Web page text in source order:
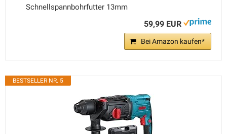
Schnellspannbohrfutter 13mm
59,99 EUR
Bei Amazon kaufen*
BESTSELLER NR. 5